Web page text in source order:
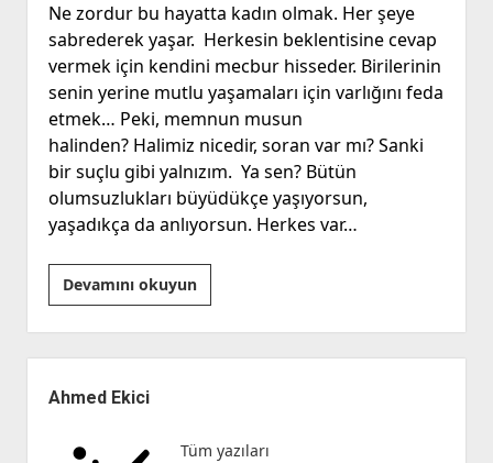
Çerez Politikası
İletişim
Ne zordur bu hayatta kadın olmak. Her şeye
sabrederek yaşar. Herkesin beklentisine cevap
vermek için kendini mecbur hisseder. Birilerinin
senin yerine mutlu yaşamaları için varlığını feda
etmek… Peki, memnun musun
halinden? Halimiz nicedir, soran var mı? Sanki
bir suçlu gibi yalnızım. Ya sen? Bütün
olumsuzlukları büyüdükçe yaşıyorsun,
yaşadıkça da anlıyorsun. Herkes var…
Devamını okuyunZor
Bu
Şartlarda
Kadın
Menü
Ahmed Ekici
Tüm yazıları